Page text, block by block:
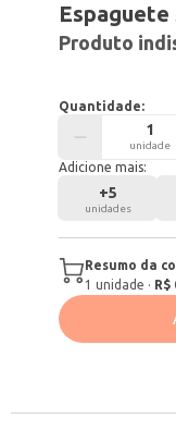
Espaguete
Produto
Quantidade:
unidade
Adicione mais:
+5
unidades
Resumo da
1 unidade · R$